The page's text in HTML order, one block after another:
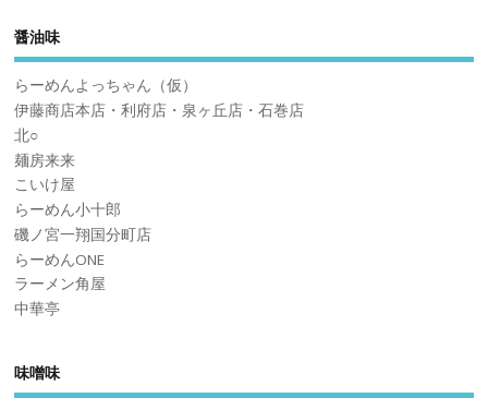
醤油味
らーめんよっちゃん（仮）
伊藤商店本店・利府店・泉ヶ丘店・石巻店
北○
麺房来来
こいけ屋
らーめん小十郎
磯ノ宮一翔国分町店
らーめんONE
ラーメン角屋
中華亭
味噌味